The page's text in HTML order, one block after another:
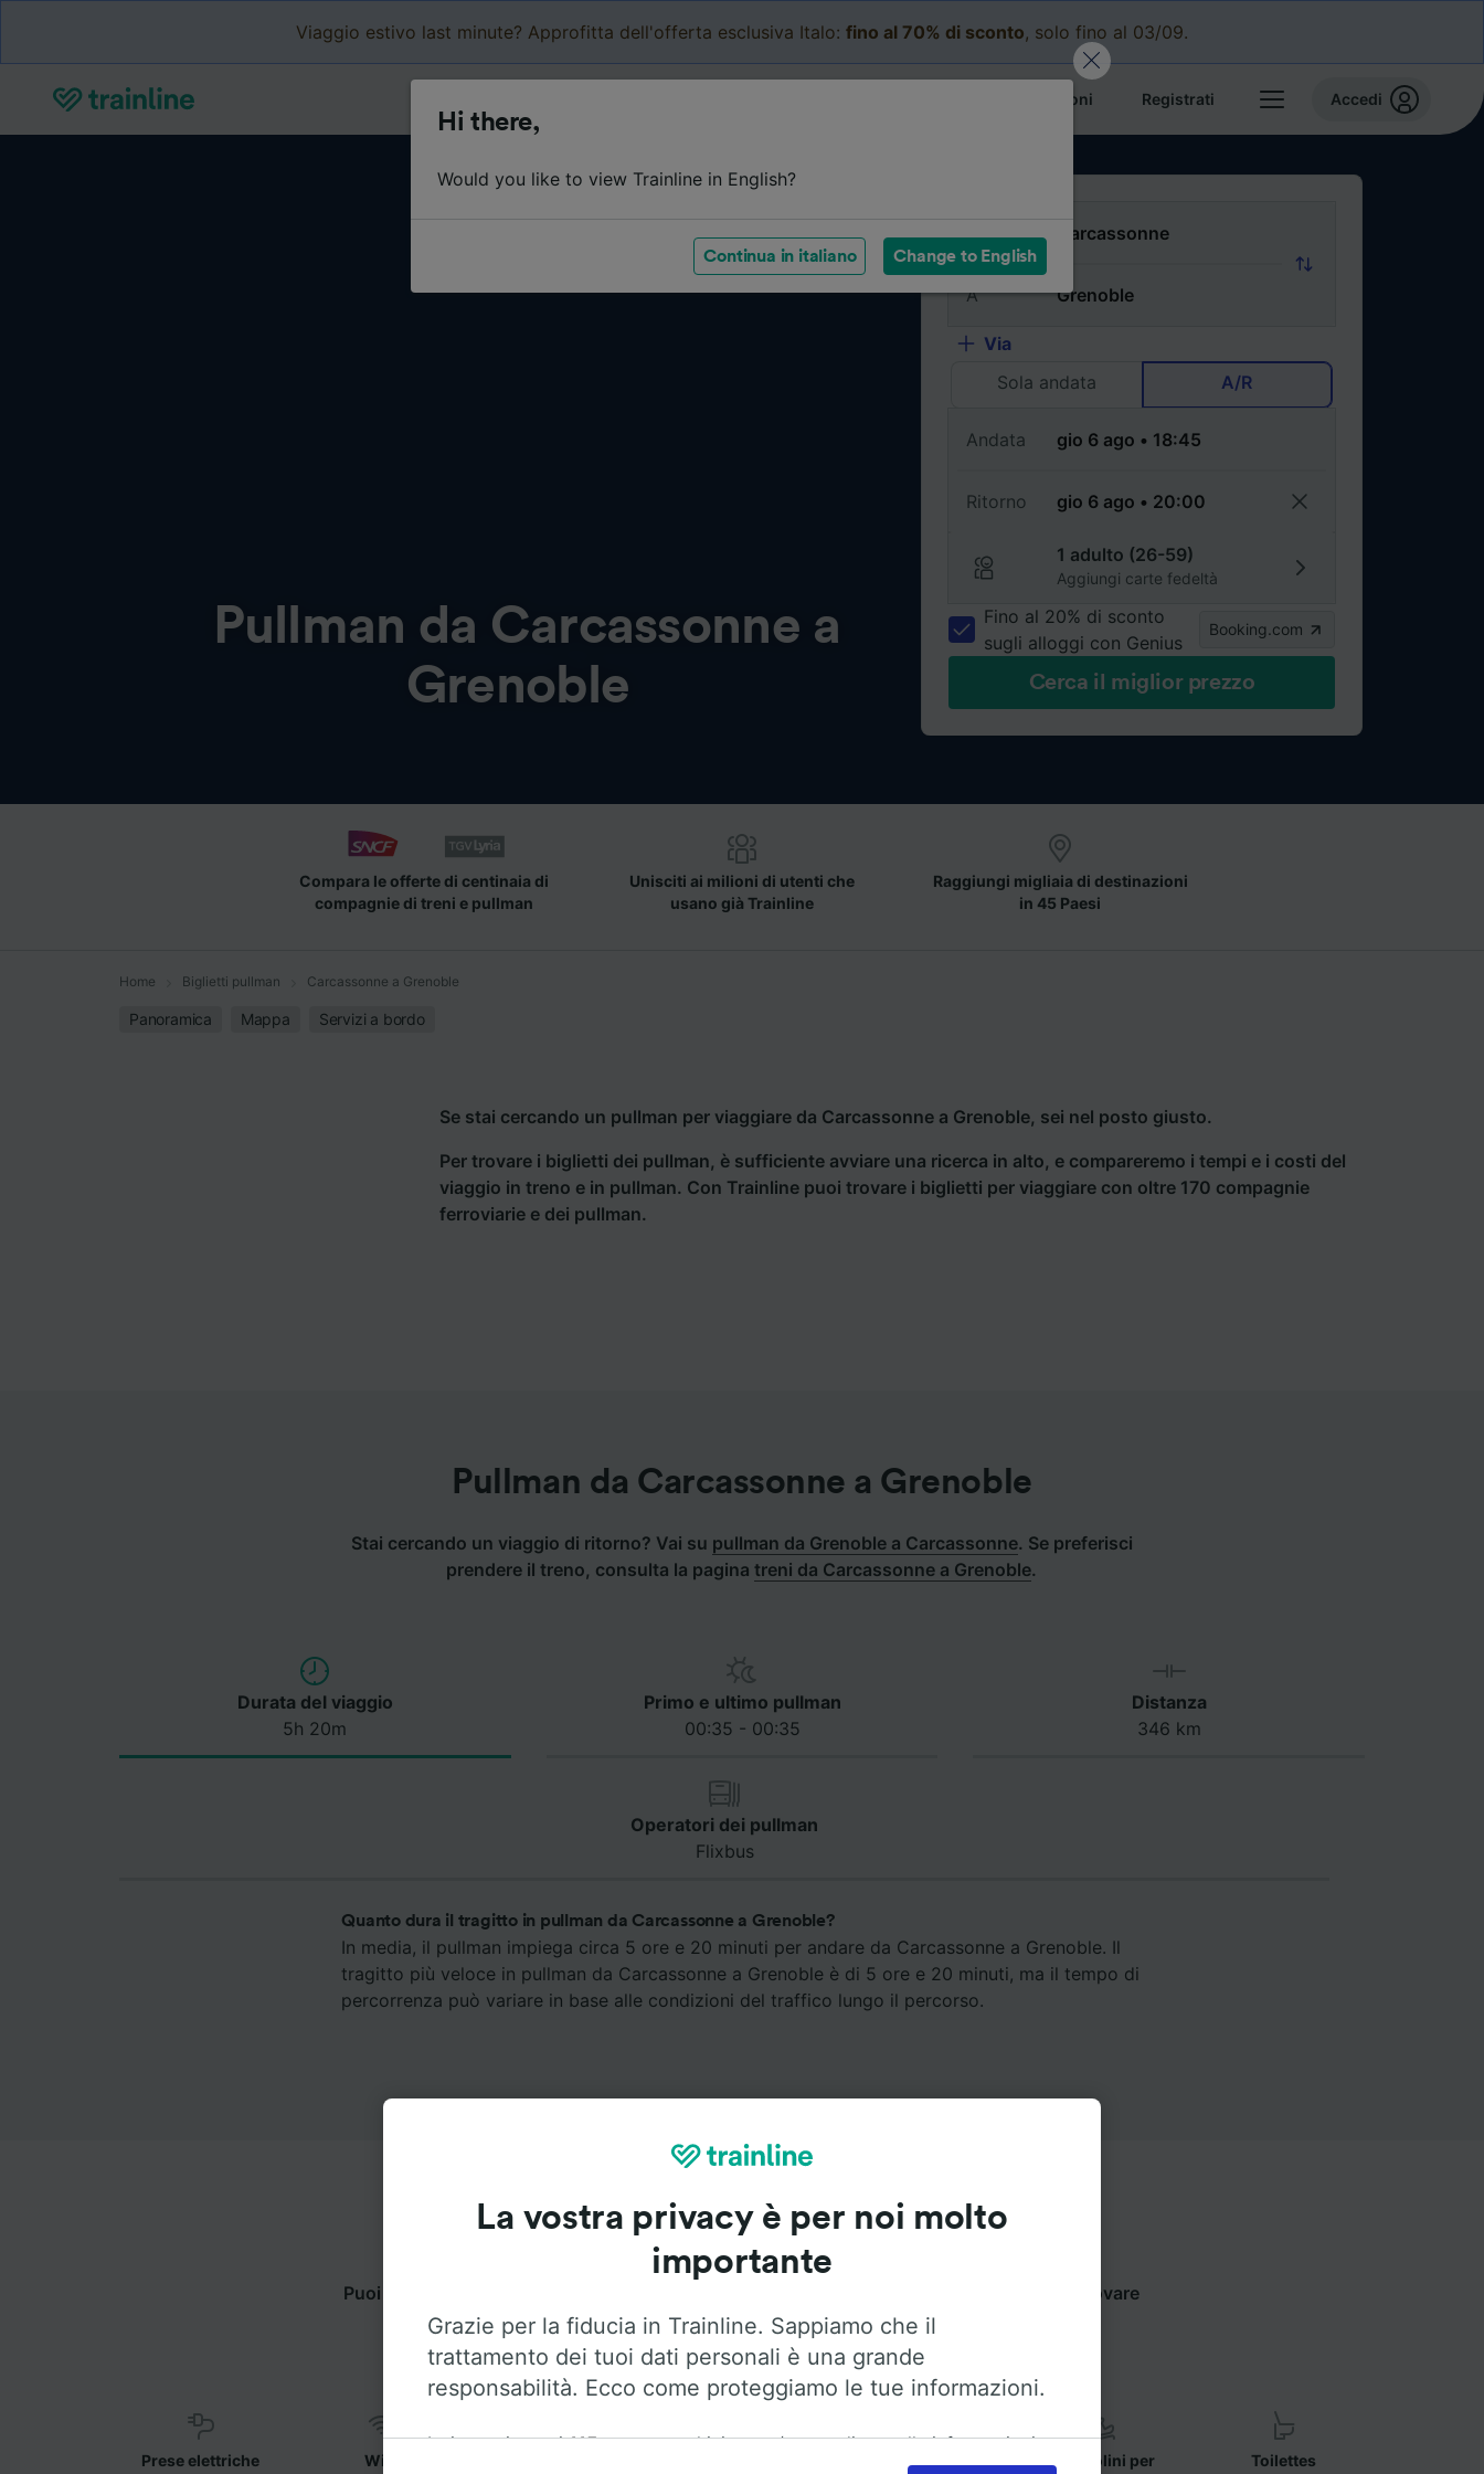
Viaggio estivo last minute? Approfitta dell'offerta esclusiva Italo: fino al 70% di sconto, solo fino al 03/09.
Le mie prenotazioni Registrati Accedi
Pullman da Carcassonne a
Grenoble
Da
A
Via
Sola andata
A/R
Andata
Ritorno
1 adulto (26-59)
Aggiungi carte fedeltà
Fino al 20% di sconto
sugli alloggi con Genius
Booking.com
Cerca il miglior prezzo
Compara le offerte di centinaia di
compagnie di treni e pullman
Unisciti ai milioni di utenti che
usano già Trainline
Raggiungi migliaia di destinazioni
in 45 Paesi
Home Biglietti pullman Carcassonne a Grenoble
Panoramica Mappa Servizi a bordo
Se stai cercando un pullman per viaggiare da Carcassonne a Grenoble, sei nel posto giusto.
Per trovare i biglietti dei pullman, è sufficiente avviare una ricerca in alto, e compareremo i tempi e i costi del
viaggio in treno e in pullman. Con Trainline puoi trovare i biglietti per viaggiare con oltre 170 compagnie
ferroviarie e dei pullman.
Pullman da Carcassonne a Grenoble
Stai cercando un viaggio di ritorno? Vai su pullman da Grenoble a Carcassonne. Se preferisci
prendere il treno, consulta la paginatreni da Carcassonne a Grenoble.
Durata del viaggio
5h 20m
Primo e ultimo pullman
00:35 - 00:35
Distanza
346 km
Operatori dei pullman
Flixbus
Quanto dura il tragitto in pullman da Carcassonne a Grenoble?
In media, il pullman impiega circa 5 ore e 20 minuti per andare da Carcassonne a Grenoble. Il
tragitto più veloce in pullman da Carcassonne a Grenoble è di 5 ore e 20 minuti, ma il tempo di
percorrenza può variare in base alle condizioni del traffico lungo il percorso.
Servizi a bordo
Puoi viaggiare da Carcassonne a Grenoble con
. Utilizza le opzioni qui sotto per trovare
maggiori informazioni sui servizi a bordo.
Prese elettriche WiFi
Seggiolini per
Toilettes
Hi there,
Would you like to view Trainline in English?
Continua in italiano Change to English
La vostra privacy è per noi molto
importante
Grazie per la fiducia in Trainline. Sappiamo che il
trattamento dei tuoi dati personali è una grande
responsabilità. Ecco come proteggiamo le tue informazioni.
Insieme ai nostri115partner archiviamo e/o accediamo alle informazioni
sul dispositivo dell'utente, come gli ID univoci nei cookie, per il